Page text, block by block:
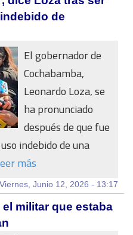
de
El gobernador de
Cochabamba,
Leonardo Loza, se
ha pronunciado
después de que fue
indebido de una
más
Viernes, Junio 12, 2026 - 13:17
militar que estaba